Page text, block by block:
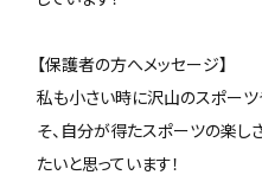
【保護者の方へメッセージ】
私も小さい時に沢山のスポー
そ、自分が得たスポーツの楽し
たいと思っています！